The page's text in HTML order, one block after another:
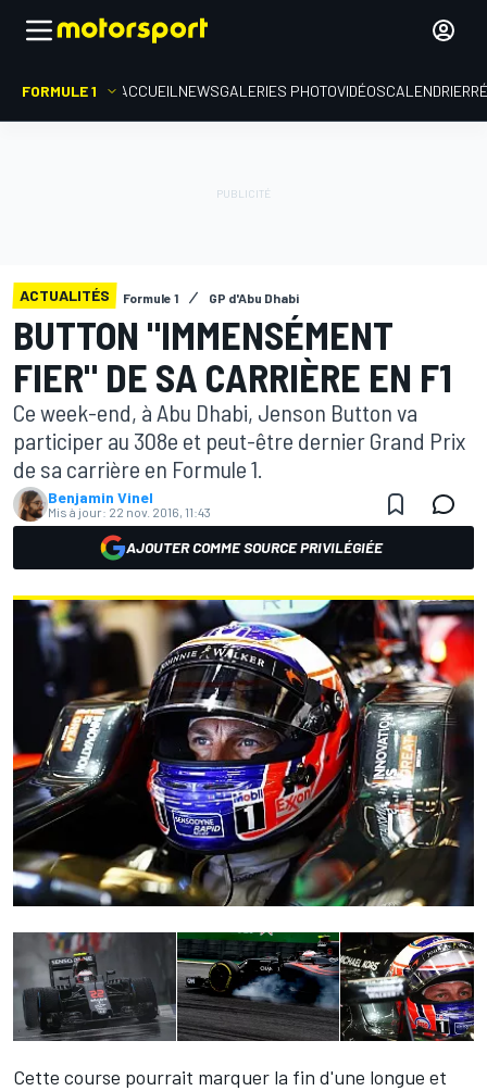
FORMULE 1 ACCUEIL NEWSGALERIES PHOTOVIDÉOSCALENDRIER
ACTUALITÉS Formule 1 GP d'Abu Dhabi
BUTTON "IMMENSÉMENT
FIER" DE SA CARRIÈRE EN F1
Ce week-end, à Abu Dhabi, Jenson Button va
participer au 308e et peut-être dernier Grand Prix
de sa carrière en Formule 1.
Benjamin Vinel
Mis à jour: 22 nov. 2016, 11:43
AJOUTER COMME SOURCE PRIVILÉGIÉE
Cette course pourrait marquer la fin d'une longue et